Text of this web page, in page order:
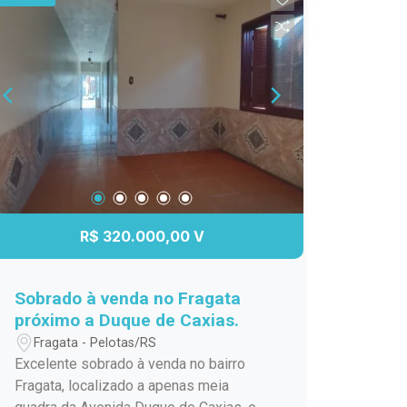
amigos ou simplesmente relaxar ao ar
clima acolhedor que faz você se sentir
em casa desde o primeiro momento. Se
você procura um imóvel bonito,
confortável e em uma ótima localização
no Cassino, esta pode ser a
oportunidade que estava esperando.
Agende sua visita e venha se encantar!
R$ 320.000,00 V
Sobrado à venda no Fragata
próximo a Duque de Caxias.
Fragata - Pelotas/RS
Excelente sobrado à venda no bairro
Fragata, localizado a apenas meia